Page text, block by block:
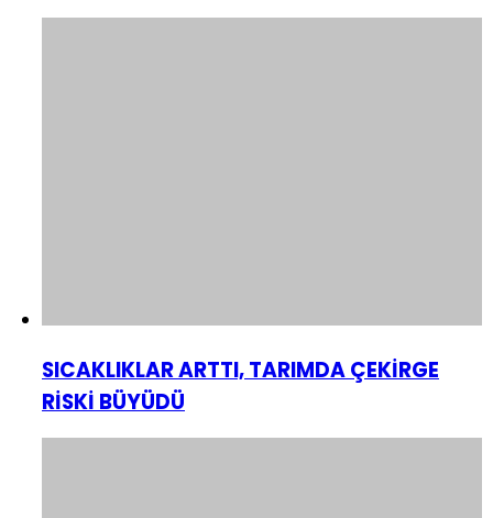
SICAKLIKLAR ARTTI, TARIMDA ÇEKİRGE
RİSKİ BÜYÜDÜ